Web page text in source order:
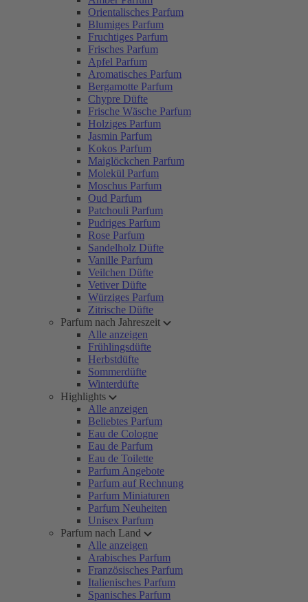
Orientalisches Parfum
Blumiges Parfum
Fruchtiges Parfum
Frisches Parfum
Apfel Parfum
Aromatisches Parfum
Bergamotte Parfum
Chypre Düfte
Frische Wäsche Parfum
Holziges Parfum
Jasmin Parfum
Kokos Parfum
Maiglöckchen Parfum
Molekül Parfum
Moschus Parfum
Oud Parfum
Patchouli Parfum
Pudriges Parfum
Rose Parfum
Sandelholz Düfte
Vanille Parfum
Veilchen Düfte
Vetiver Düfte
Würziges Parfum
Zitrische Düfte
Parfum nach Jahreszeit
Alle anzeigen
Frühlingsdüfte
Herbstdüfte
Sommerdüfte
Winterdüfte
Highlights
Alle anzeigen
Beliebtes Parfum
Eau de Cologne
Eau de Parfum
Eau de Toilette
Parfum Angebote
Parfum auf Rechnung
Parfum Miniaturen
Parfum Neuheiten
Unisex Parfum
Parfum nach Land
Alle anzeigen
Arabisches Parfum
Französisches Parfum
Italienisches Parfum
Spanisches Parfum